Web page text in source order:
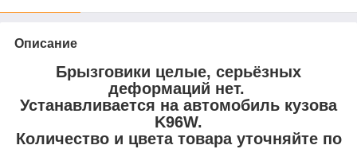
Описание
Брызговики целые, серьёзных
деформаций нет.
Устанавливается на автомобиль кузова
K96W.
Количество и цвета товара уточняйте по